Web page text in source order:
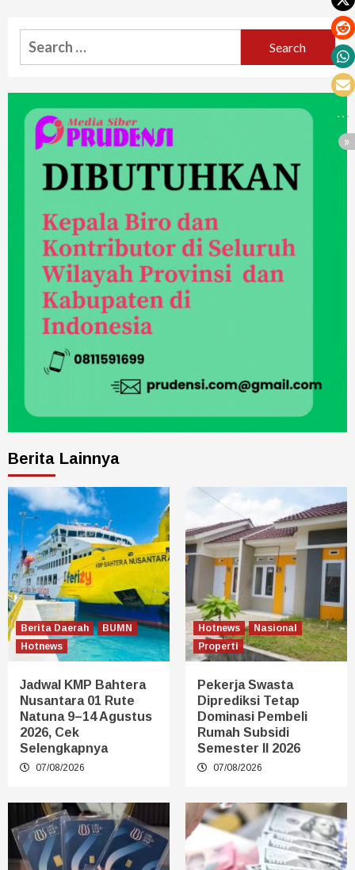
Berita Lainnya
Berita Daerah
BUMN
Hotnews
Jadwal KMP Bahtera
Nusantara 01 Rute
Natuna 9–14 Agustus
2026, Cek
Selengkapnya
07/08/2026
Hotnews
Nasional
Properti
Pekerja Swasta
Diprediksi Tetap
Dominasi Pembeli
Rumah Subsidi
Semester II 2026
07/08/2026